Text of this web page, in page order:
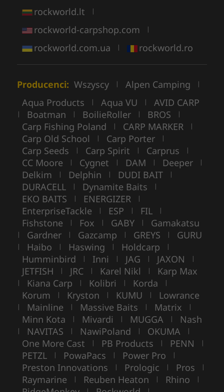
rockworld.lt |
rockworld-carpshop.com |
rockworld.com.ua | rockworld.ro
Producenci: Wszyscy | Alpen Camping |
Aqua Products | Aqua VU | AVID CARP
| Boatman | BoilieRoller | BROS |
Carp Fishing Poland | CARP MARKER |
Carp Old School | Carp Porter |
Carp Seeds | Carp Spirit | Carprus |
CC Moore | Cygnet | DAM | Deeper |
Delkim | Delphin | DUDI BAIT |
DURACELL | Dynamite Baits |
EKO BAITS | ENERGIZER |
EnterpriseTackle | ESP | FIL |
Fishstone | Fox | GABY | Gamakatsu
| Gardner | Gazcamp | GREYS | GURU
| Haibo | Haswing | Holdcarp |
Humminbird | Inni | JAG | JAXON |
JETFISH | JRC | Karel Nikl | Karp Max
| Kiana Carp | Kolibri | Korda |
Korum | Kryston | KUMU | Lowrance
| Mainline | Massive Baits | Matrix |
Minn Kota | Mivardi | MUGGA | Nash
| NAVITAS | NawiPoland | OKUMA |
One More Cast | PB Products | PENN |
PETZL | PowaPacs | Power Pro |
Preston Innovations | Prologic | Pros |
Raymarine | Reuben Heaton | Rhino |